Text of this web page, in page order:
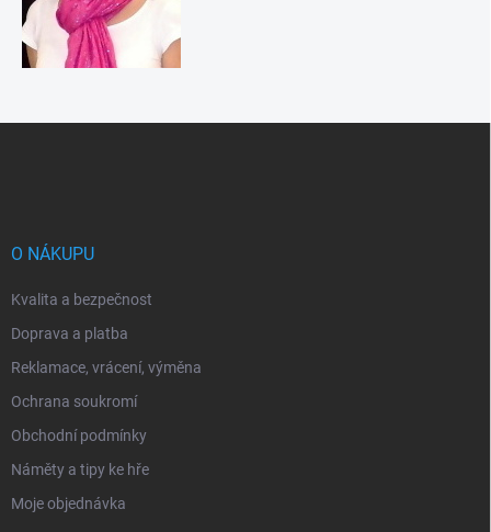
O NÁKUPU
Kvalita a bezpečnost
Doprava a platba
Reklamace, vrácení, výměna
Ochrana soukromí
Obchodní podmínky
Náměty a tipy ke hře
Moje objednávka